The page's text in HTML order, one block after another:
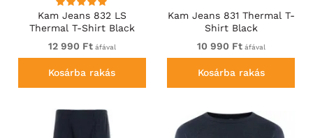
Kam Jeans 832 LS
Thermal T-Shirt Black
12 990 Ftáfával
Kosárba rakás
Kam Jeans 831 Thermal T-
Shirt Black
10 990 Ftáfával
Kosárba rakás